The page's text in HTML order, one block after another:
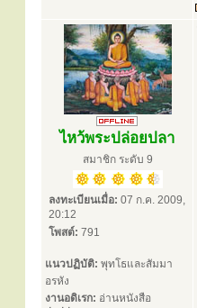
ไหว้พระปล่อยปลา
สมาชิก ระดับ 9
ลงทะเบียนเมื่อ: 07 ก.ค. 2009,
20:12
โพสต์: 791
แนวปฏิบัติ: พุทโธและสัมมา
อรหัง
งานอดิเรก: อ่านหนังสือ